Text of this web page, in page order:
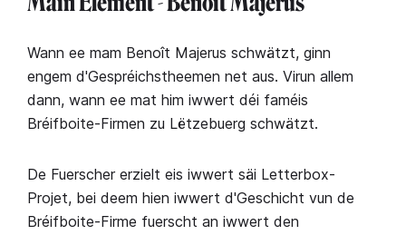
Wann ee mam Benoît Majerus schwätzt, ginn
engem d'Gespréichstheemen net aus. Virun allem
dann, wann ee mat him iwwert déi faméis
Bréifboite-Firmen zu Lëtzebuerg schwätzt.
De Fuerscher erzielt eis iwwert säi Letterbox-
Projet, bei deem hien iwwert d'Geschicht vun de
Bréifboite-Firme fuerscht an iwwert den